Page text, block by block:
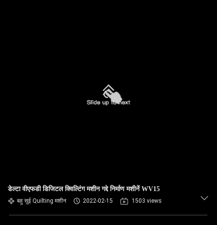
डेल्टा वीएफडी डिजिटल क्विल्टिंग मशीन गद्दे निर्माण मशीनें WV15
बहु सुई Quilting मशीन 2022-02-15 1503 views